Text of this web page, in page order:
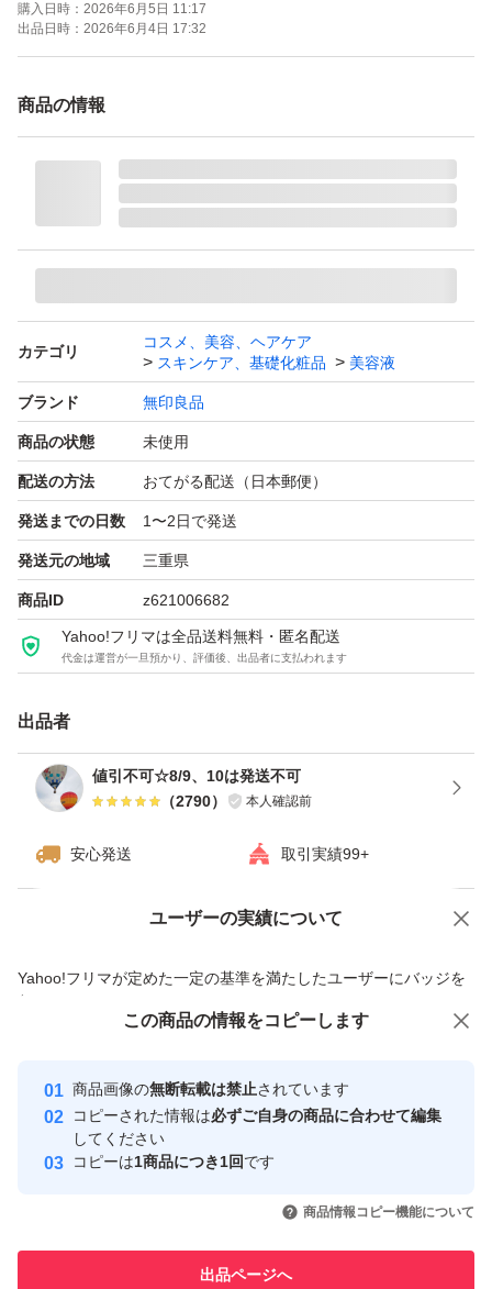
- 使用方法: プッシュボトルタイプ
m(__)m
無印良品 発酵導入美容液 （大容量） １００ｍＬ 良品計画
購入日時： 2026年6月5日 11:17
出品日時： 2026年6月4日 17:32
商品の情報
カテゴリ
コスメ、美容、ヘアケア
スキンケア、基礎化粧品
美容液
ブランド 無印良品
商品の状態 未使用
配送の方法 おてがる配送（日本郵便）
発送までの日数 1〜2日で発送
発送元の地域 三重県
商品ID z621006682
Yahoo!フリマは全品送料無料・匿名配送
代金は運営が一旦預かり、評価後、出品者に支払われます
出品者
値引不可☆8/9、10は発送不可
（2790） 本人確認前
安心発送 取引実績99+
ユーザーの実績について
Yahoo!フリマが定めた一定の基準を満たしたユーザーにバッジを
付与しています
安心取引出品者
心・安全なユーザーです
取引実績
引を完了させた実績があります
での取引実績があります
価格の相談 商品への質問
この商品の情報をコピーします
商品画像の無断転載は禁止されています
コピーされた情報は必ずご自身の商品に合わせて編集
してください
コピーは1商品につき1回です
商品情報コピー機能について
出品ページへ
この商品をみている人にオススメ